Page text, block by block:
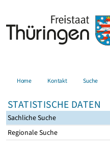
Home Kontakt Suche
STATISTISCHE DATEN
Sachliche Suche
Regionale Suche